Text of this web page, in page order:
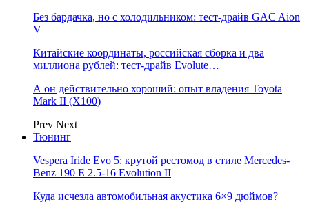
Без бардачка, но с холодильником: тест-драйв GAC Aion
V
Китайские координаты, российская сборка и два
миллиона рублей: тест-драйв Evolute…
А он действительно хороший: опыт владения Toyota
Mark II (Х100)
Prev Next
Тюнинг
Vespera Iride Evo 5: крутой рестомод в стиле Mercedes-
Benz 190 E 2.5-16 Evolution II
Куда исчезла автомобильная акустика 6×9 дюймов?